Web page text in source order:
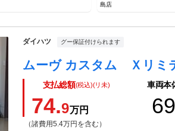
島店
ダイハツ グー保証付けられます
支払総額(税込)(リ未)
74.9万円
（諸費用5.4万円を含む）
車両本